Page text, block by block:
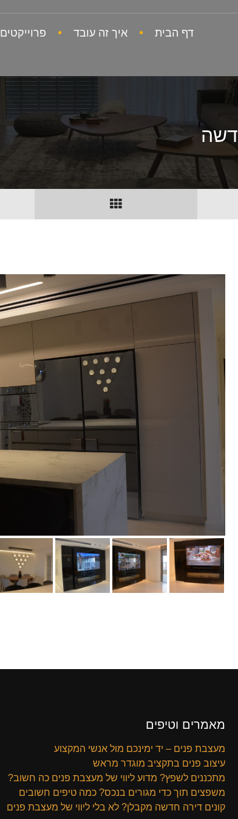
דף הבית איך זה עובד פרוייקטים
מאמרים וטיפים
מעצבת פנים – יד ימינכם מול אנשי המקצוע
עיצוב פנים בתקציב מוגדר מראש
מתכננים לשפץ? מדוע ליווי של מעצבת פנים כה חשוב?
משפצים תוך כדי מגורים בנכס? כמה טיפים חשובים
קונים דירה חדשה מקבלן? לא בלי ליווי של מעצבת פנים